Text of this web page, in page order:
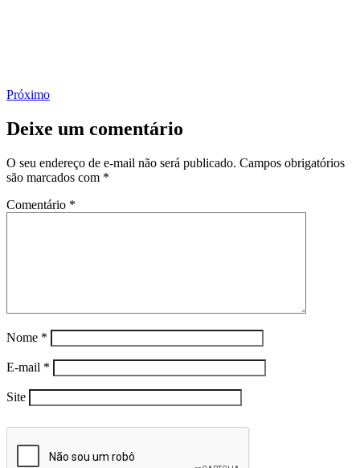
Próximo
Deixe um comentário
O seu endereço de e-mail não será publicado. Campos obrigatórios
são marcados com *
Comentário *
Nome *
E-mail *
Site